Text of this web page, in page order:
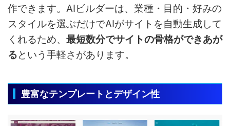
作できます。AIビルダーは、業種・目的・好みの
スタイルを選ぶだけでAIがサイトを自動生成して
くれるため、 最短数分でサイトの骨格ができあが
るという手軽さがあります。
豊富なテンプレートとデザイン性